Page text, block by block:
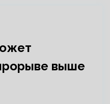
выше